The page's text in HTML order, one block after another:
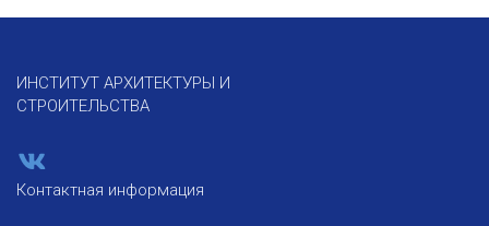
ИНСТИТУТ АРХИТЕКТУРЫ И
СТРОИТЕЛЬСТВА
Контактная информация